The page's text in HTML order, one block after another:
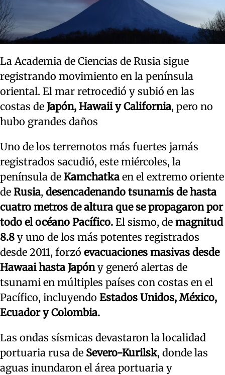
La Academia de Ciencias de Rusia sigue
registrando movimiento en la península
oriental. El mar retrocedió y subió en las
costas de Japón, Hawaii y California, pero no
hubo grandes daños
Uno de los terremotos más fuertes jamás
registrados sacudió, este miércoles, la
península de Kamchatka en el extremo oriente
de Rusia, desencadenando tsunamis de hasta
cuatro metros de altura que se propagaron por
todo el océano Pacífico. El sismo, de magnitud
8.8 y uno de los más potentes registrados
desde 2011, forzó evacuaciones masivas desde
Hawaai hasta Japóny generó alertas de
tsunami en múltiples países con costas en el
Pacífico, incluyendo Estados Unidos, México,
Ecuador y Colombia.
Las ondas sísmicas devastaron la localidad
portuaria rusa de Severo-Kurilsk, donde las
aguas inundaron el área portuaria y